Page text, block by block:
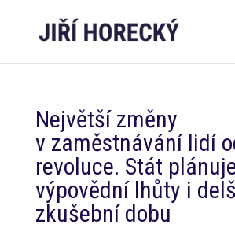
Největší změny
v zaměstnávání lidí
revoluce. Stát
výpovědní lhůty i
zkušební dobu